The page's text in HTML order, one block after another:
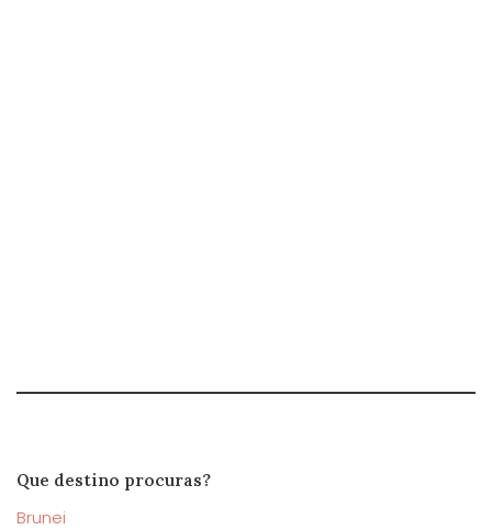
Que destino procuras?
Brunei